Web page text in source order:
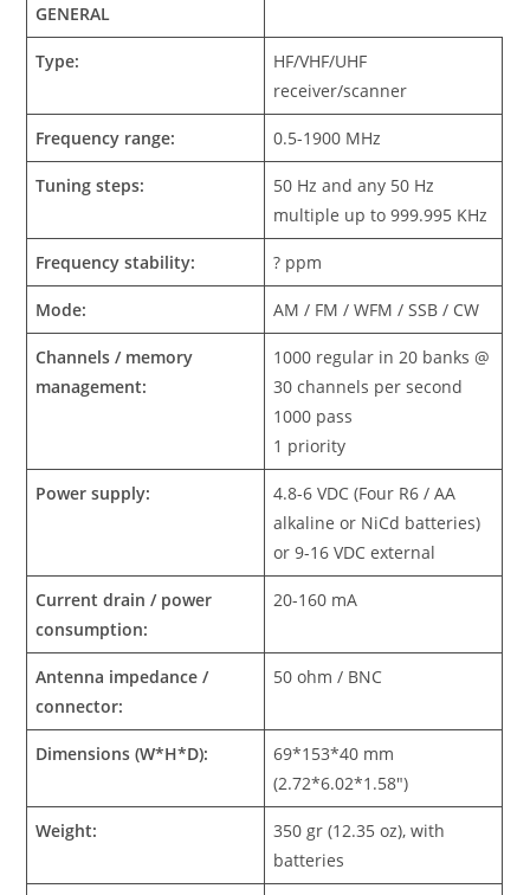
GENERAL
Type:
HF/VHF/UHF
receiver/scanner
Frequency range: 0.5-1900 MHz
Tuning steps:
50 Hz and any 50 Hz
multiple up to 999.995 KHz
Frequency stability: ? ppm
Mode: AM / FM / WFM / SSB / CW
Channels / memory
management:
1000 regular in 20 banks @
30 channels per second
1000 pass
1 priority
Power supply:
4.8-6 VDC (Four R6 / AA
alkaline or NiCd batteries)
or 9-16 VDC external
Current drain / power
consumption:
20-160 mA
Antenna impedance /
connector:
50 ohm / BNC
Dimensions (W*H*D):
69*153*40 mm
(2.72*6.02*1.58″)
Weight:
350 gr (12.35 oz), with
batteries